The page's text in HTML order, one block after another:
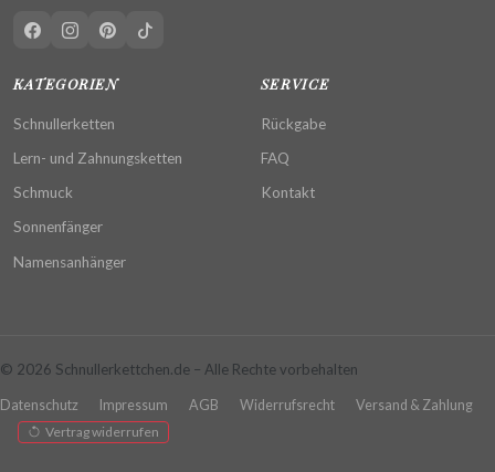
KATEGORIEN
Schnullerketten
Lern- und Zahnungsketten
Schmuck
Sonnenfänger
Namensanhänger
SERVICE
Rückgabe
FAQ
Kontakt
© 2026 Schnullerkettchen.de – Alle Rechte vorbehalten
Datenschutz Impressum AGB Widerrufsrecht
Versand & Zahlung
Vertrag widerrufen